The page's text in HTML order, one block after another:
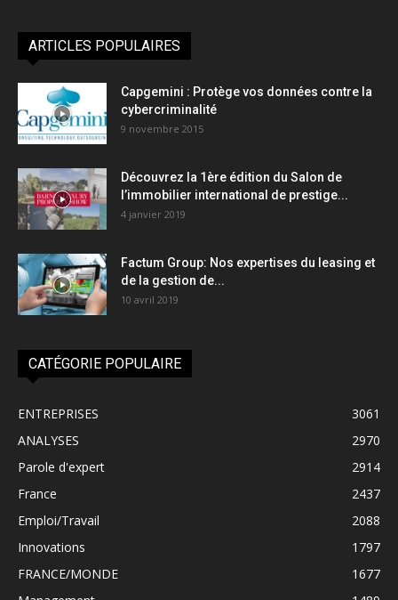
ARTICLES POPULAIRES
Capgemini : Protège vos données contre la
cybercriminalité
9 novembre 2015
Découvrez la 1ère édition du Salon de
l’immobilier international de prestige...
4 janvier 2019
Factum Group: Nos expertises du leasing et
de la gestion de...
10 avril 2019
CATÉGORIE POPULAIRE
ENTREPRISES
3061
ANALYSES
2970
Parole d'expert
2914
France
2437
Emploi/Travail
2088
Innovations
1797
FRANCE/MONDE
1677